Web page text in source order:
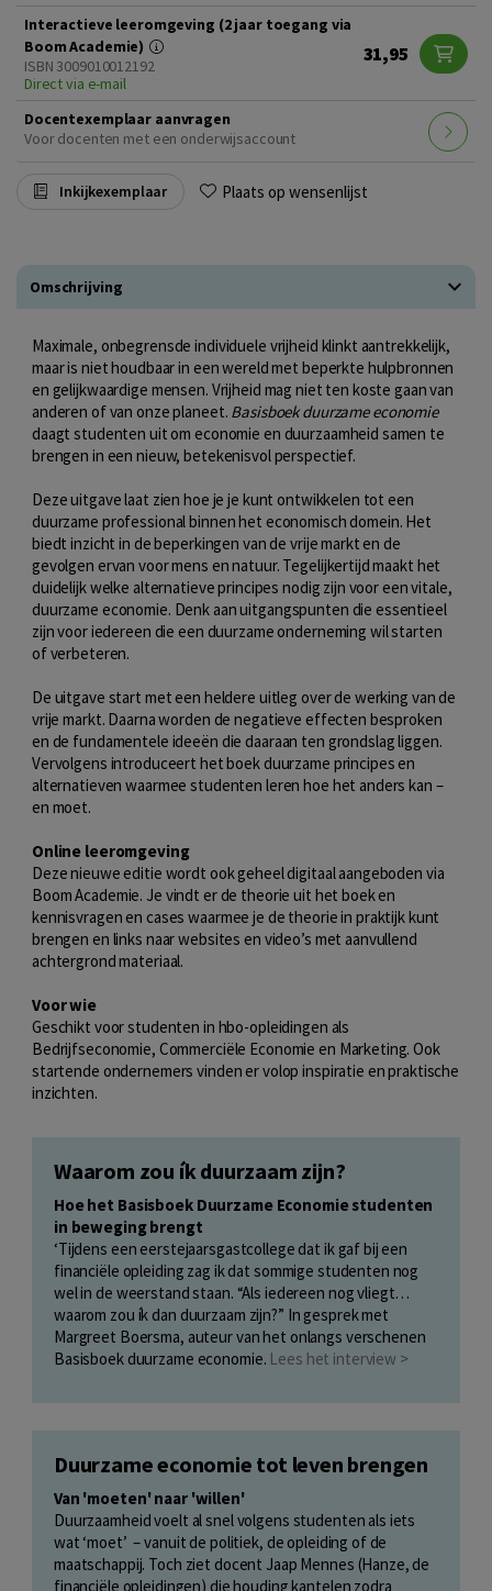
Interactieve leeromgeving (2 jaar toegang via
Boom Academie)
ISBN 3009010012192
Direct via e-mail
31,95
Docentexemplaar aanvragen
Voor docenten met een onderwijsaccount
Inkijkexemplaar Plaats op wensenlijst
Omschrijving
Maximale, onbegrensde individuele vrijheid klinkt aantrekkelijk,
maar is niet houdbaar in een wereld met beperkte hulpbronnen
en gelijkwaardige mensen. Vrijheid mag niet ten koste gaan van
anderen of van onze planeet. Basisboek duurzame economie
daagt studenten uit om economie en duurzaamheid samen te
brengen in een nieuw, betekenisvol perspectief.
Deze uitgave laat zien hoe je je kunt ontwikkelen tot een
duurzame professional binnen het economisch domein. Het
biedt inzicht in de beperkingen van de vrije markt en de
gevolgen ervan voor mens en natuur. Tegelijkertijd maakt het
duidelijk welke alternatieve principes nodig zijn voor een vitale,
duurzame economie. Denk aan uitgangspunten die essentieel
zijn voor iedereen die een duurzame onderneming wil starten
of verbeteren.
De uitgave start met een heldere uitleg over de werking van de
vrije markt. Daarna worden de negatieve effecten besproken
en de fundamentele ideeën die daaraan ten grondslag liggen.
Vervolgens introduceert het boek duurzame principes en
alternatieven waarmee studenten leren hoe het anders kan –
en moet.
Online leeromgeving
Deze nieuwe editie wordt ook geheel digitaal aangeboden via
Boom Academie. Je vindt er de theorie uit het boek en
kennisvragen en cases waarmee je de theorie in praktijk kunt
brengen en links naar websites en video’s met aanvullend
achtergrond materiaal.
Voor wie
Geschikt voor studenten in hbo-opleidingen als
Bedrijfseconomie, Commerciële Economie en Marketing. Ook
startende ondernemers vinden er volop inspiratie en praktische
inzichten.
Waarom zou ík duurzaam zijn?
Hoe het Basisboek Duurzame Economie studenten
in beweging brengt
‘Tijdens een eerstejaarsgastcollege dat ik gaf bij een
financiële opleiding zag ik dat sommige studenten nog
wel in de weerstand staan. “Als iedereen nog vliegt…
waarom zou ík dan duurzaam zijn?” In gesprek met
Margreet Boersma, auteur van het onlangs verschenen
Basisboek duurzame economie. Lees het interview >
Duurzame economie tot leven brengen
Van 'moeten' naar 'willen'
Duurzaamheid voelt al snel volgens studenten als iets
wat ‘moet’ – vanuit de politiek, de opleiding of de
maatschappij. Toch ziet docent Jaap Mennes (Hanze, de
financiële opleidingen) die houding kantelen zodra